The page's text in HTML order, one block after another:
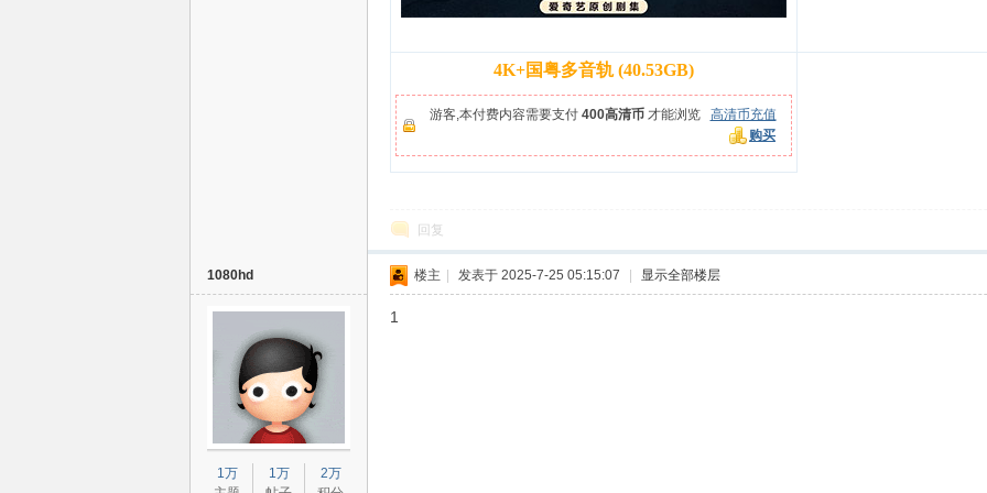
4K+国粤多音轨 (40.53GB)
游客,本付费内容需要支付 400高清币才能浏览 高清币充值
购买
回复
1080hd
1万
1万
2万
楼主 发表于 2025-7-25 05:15:07 显示全部楼层
1